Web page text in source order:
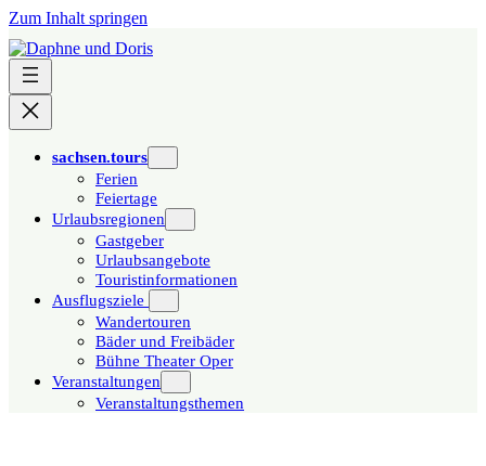
Zum Inhalt springen
sachsen.tours
Ferien
Feiertage
Urlaubsregionen
Gastgeber
Urlaubsangebote
Touristinformationen
Ausflugsziele
Wandertouren
Bäder und Freibäder
Bühne Theater Oper
Veranstaltungen
Veranstaltungsthemen